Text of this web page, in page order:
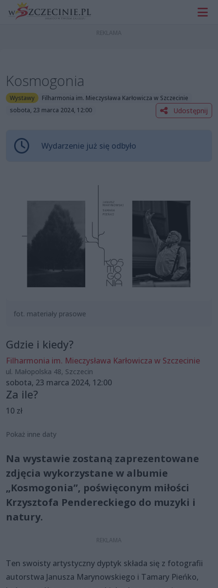
Kosmogonia
Wystawy
Filharmonia im. Mieczysława Karłowicza w Szczecinie
sobota, 23 marca 2024, 12:00
Udostępnij
Wydarzenie już się odbyło
fot. materiały prasowe
Gdzie i kiedy?
Filharmonia im. Mieczysława Karłowicza w Szczecinie
ul. Małopolska 48, Szczecin
sobota, 23 marca 2024, 12:00
Za ile?
10 zł
Pokaż inne daty
Na wystawie zostaną zaprezentowane
zdjęcia wykorzystane w albumie
„Kosmogonia”, poświęconym miłości
Krzysztofa Pendereckiego do muzyki i
natury.
Ten swoisty artystyczny dyptyk składa się z fotografii
autorstwa Janusza Marynowskiego i Tamary Pieńko,